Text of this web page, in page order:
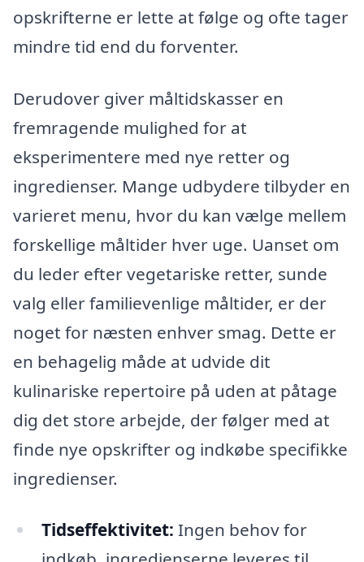
opskrifterne er lette at følge og ofte tager
mindre tid end du forventer.
Derudover giver måltidskasser en
fremragende mulighed for at
eksperimentere med nye retter og
ingredienser. Mange udbydere tilbyder en
varieret menu, hvor du kan vælge mellem
forskellige måltider hver uge. Uanset om
du leder efter vegetariske retter, sunde
valg eller familievenlige måltider, er der
noget for næsten enhver smag. Dette er
en behagelig måde at udvide dit
kulinariske repertoire på uden at påtage
dig det store arbejde, der følger med at
finde nye opskrifter og indkøbe specifikke
ingredienser.
Tidseffektivitet: Ingen behov for